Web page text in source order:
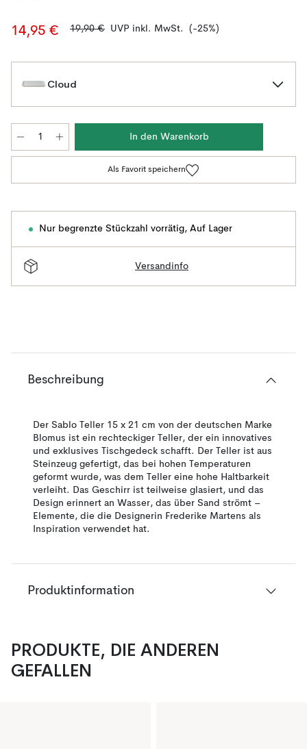
14,95 € 19,90 € UVP inkl. MwSt. (-25%)
Cloud
In den Warenkorb
Als Favorit speichern
Nur begrenzte Stückzahl vorrätig, Auf Lager
Versandinfo
Beschreibung
Der Sablo Teller 15 x 21 cm von der deutschen Marke
Blomus ist ein rechteckiger Teller, der ein innovatives
und exklusives Tischgedeck schafft. Der Teller ist aus
Steinzeug gefertigt, das bei hohen Temperaturen
geformt wurde, was dem Teller eine hohe Haltbarkeit
verleiht. Das Geschirr ist teilweise glasiert, und das
Design erinnert an Wasser, das über Sand strömt –
Elemente, die die Designerin Frederike Martens als
Inspiration verwendet hat.
Produktinformation
PRODUKTE, DIE ANDEREN
GEFALLEN